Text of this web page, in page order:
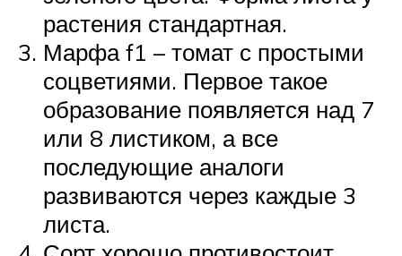
растения стандартная.
Марфа f1 – томат с простыми
соцветиями. Первое такое
образование появляется над 7
или 8 листиком, а все
последующие аналоги
развиваются через каждые 3
листа.